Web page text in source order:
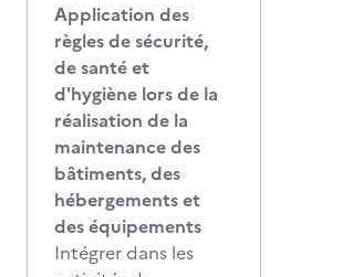
Application des
règles de sécurité,
de santé et
d'hygiène lors de la
réalisation de la
maintenance des
bâtiments, des
hébergements et
des équipements
Intégrer dans les